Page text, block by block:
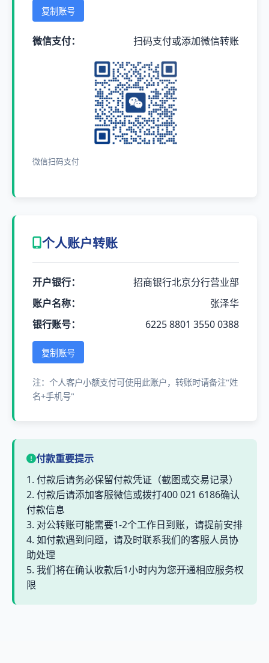
复制账号
微信支付： 扫码支付或添加微信转账
微信扫码支付
个人账户转账
开户银行：
招商银行北京分行营业部
账户名称：
张泽华
银行账号：
6225 8801 3550 0388
复制账号
注：个人客户小额支付可使用此账户，转账时请备注"姓
名+手机号"
付款重要提示
1. 付款后请务必保留付款凭证（截图或交易记录）
2. 付款后请添加客服微信或拨打400 021 6186确认
付款信息
3. 对公转账可能需要1-2个工作日到账，请提前安排
4. 如付款遇到问题，请及时联系我们的客服人员协
助处理
5. 我们将在确认收款后1小时内为您开通相应服务权
限